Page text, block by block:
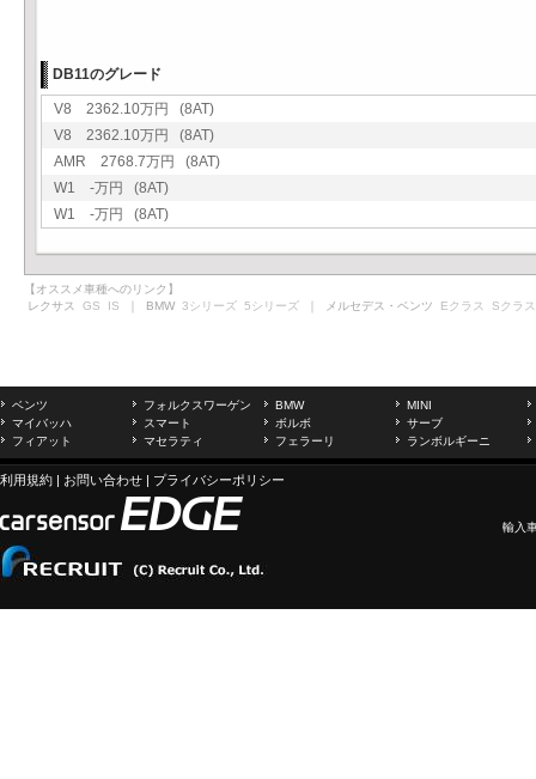
DB11のグレード
V8 2362.10万円 (8AT)
V8 2362.10万円 (8AT)
AMR 2768.7万円 (8AT)
W1 -万円 (8AT)
W1 -万円 (8AT)
【オススメ車種へのリンク】
レクサス GS IS ｜ BMW 3シリーズ 5シリーズ ｜ メルセデス・ベンツ Eクラス Sクラス
ベンツ フォルクスワーゲン BMW
MINI
マイバッハ
スマート ボルボ
サーブ
フィアット
マセラティ フェラーリ ランボルギーニ
利用規約 | お問い合わせ | プライバシーポリシー
輸入